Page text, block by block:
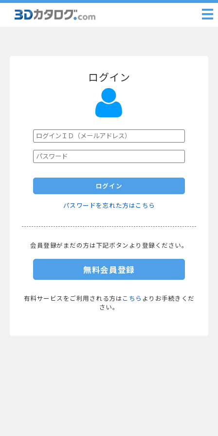
ログイン
ログイン
パスワードを忘れた方はこちら
会員登録がまだの方は下記ボタンより登録ください。
無料会員登録
有料サービスをご利用される方は こちら よりお手続きくだ
さい。